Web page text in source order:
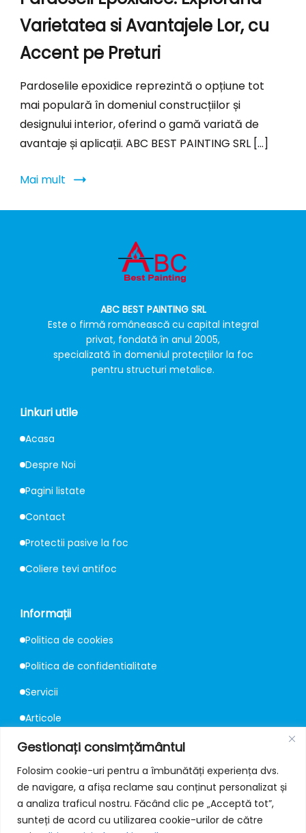
Gestionați consimțământul
Folosim cookie-uri pentru a îmbunătăți experiența dvs.
de navigare, a afișa reclame sau conținut personalizat și
a analiza traficul nostru. Făcând clic pe „Acceptă tot”,
sunteți de acord cu utilizarea cookie-urilor de către
Varietatea si Avantajele Lor, cu
Accent pe Preturi
Pardoselile epoxidice reprezintă o opțiune tot
mai populară în domeniul construcțiilor și
designului interior, oferind o gamă variată de
avantaje și aplicații. ABC BEST PAINTING SRL […]
Mai mult
ABC BEST PAINTING SRL
Este o firmă românească cu capital integral
privat, fondată în anul 2005,
specializată în domeniul protecțiilor la foc
pentru structuri metalice.
Linkuri utile
Acasa
Despre Noi
Pagini listate
Contact
Protectii pasive la foc
Coliere tevi antifoc
Informații
Politica de cookies
Politica de confidentialitate
Servicii
Articole
Consultanță
Contact
📍Strada Mureș 67, București